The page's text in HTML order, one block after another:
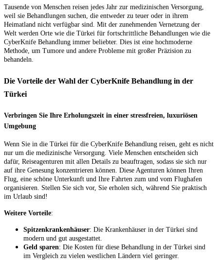
Tausende von Menschen reisen jedes Jahr zur medizinischen Versorgung,
weil sie Behandlungen suchen, die entweder zu teuer oder in ihrem
Heimatland nicht verfügbar sind. Mit der zunehmenden Vernetzung der
Welt werden Orte wie die Türkei für fortschrittliche Behandlungen wie die
CyberKnife Behandlung immer beliebter. Dies ist eine hochmoderne
Methode, um Tumore und andere Probleme mit großer Präzision zu
behandeln.
Die Vorteile der Wahl der CyberKnife Behandlung in der
Türkei
Verbringen Sie Ihre Erholungszeit in einer stressfreien, luxuriösen
Umgebung
Wenn Sie in die Türkei für die CyberKnife Behandlung reisen, geht es nicht
nur um die medizinische Versorgung. Viele Menschen entscheiden sich
dafür, Reiseagenturen mit allen Details zu beauftragen, sodass sie sich nur
auf ihre Genesung konzentrieren können. Diese Agenturen können Ihren
Flug, eine schöne Unterkunft und Ihre Fahrten zum und vom Flughafen
organisieren. Stellen Sie sich vor, Sie erholen sich, während Sie praktisch
im Urlaub sind!
Weitere Vorteile:
Spitzenkrankenhäuser: Die Krankenhäuser in der Türkei sind
modern und gut ausgestattet.
Geld sparen: Die Kosten für diese Behandlung in der Türkei sind
im Vergleich zu vielen westlichen Ländern viel geringer.